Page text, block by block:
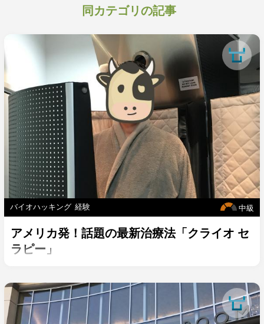
同カテゴリの記事
中級
バイオハッキング 経験
アメリカ発！話題の最新治療法「クライオ セ
ラピー」